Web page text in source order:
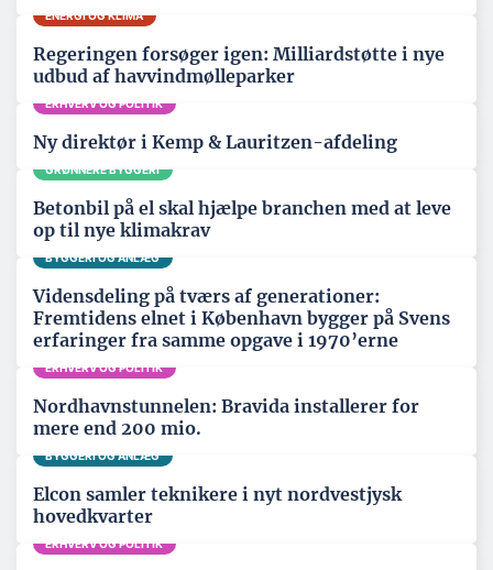
ENERGI OG KLIMA
Regeringen forsøger igen: Milliardstøtte i nye
udbud af havvindmølleparker
ERHVERV OG POLITIK
Ny direktør i Kemp & Lauritzen-afdeling
GRØNNERE BYGGERI
Betonbil på el skal hjælpe branchen med at leve
op til nye klimakrav
BYGGERI OG ANLÆG
Vidensdeling på tværs af generationer:
Fremtidens elnet i København bygger på Svens
erfaringer fra samme opgave i 1970’erne
ERHVERV OG POLITIK
Nordhavnstunnelen: Bravida installerer for
mere end 200 mio.
BYGGERI OG ANLÆG
Elcon samler teknikere i nyt nordvestjysk
hovedkvarter
ERHVERV OG POLITIK